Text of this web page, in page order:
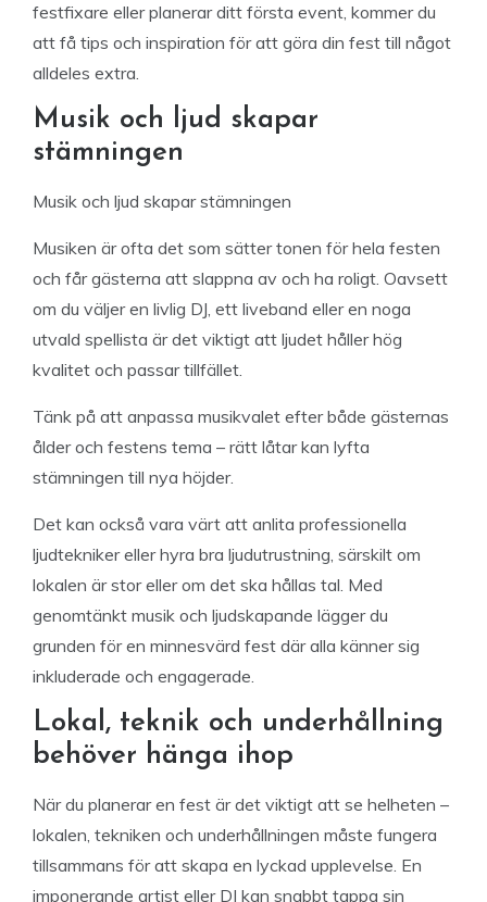
festfixare eller planerar ditt första event, kommer du
att få tips och inspiration för att göra din fest till något
alldeles extra.
Musik och ljud skapar
stämningen
Musik och ljud skapar stämningen
Musiken är ofta det som sätter tonen för hela festen
och får gästerna att slappna av och ha roligt. Oavsett
om du väljer en livlig DJ, ett liveband eller en noga
utvald spellista är det viktigt att ljudet håller hög
kvalitet och passar tillfället.
Tänk på att anpassa musikvalet efter både gästernas
ålder och festens tema – rätt låtar kan lyfta
stämningen till nya höjder.
Det kan också vara värt att anlita professionella
ljudtekniker eller hyra bra ljudutrustning, särskilt om
lokalen är stor eller om det ska hållas tal. Med
genomtänkt musik och ljudskapande lägger du
grunden för en minnesvärd fest där alla känner sig
inkluderade och engagerade.
Lokal, teknik och underhållning
behöver hänga ihop
När du planerar en fest är det viktigt att se helheten –
lokalen, tekniken och underhållningen måste fungera
tillsammans för att skapa en lyckad upplevelse. En
imponerande artist eller DJ kan snabbt tappa sin